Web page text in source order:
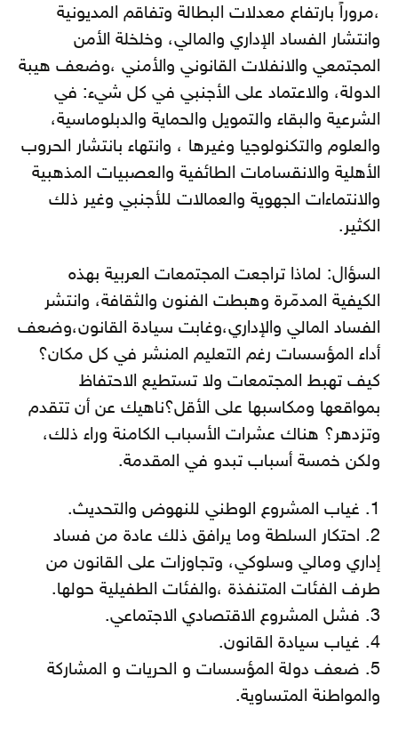
،مروراً بارتفاع معدلات البطالة وتفاقم المديونية
وانتشار الفساد الإداري والمالي، وخلخلة الأمن
المجتمعي والانفلات القانوني والأمني ،وضعف هيبة
الدولة، والاعتماد على الأجنبي في كل شيء: في
الشرعية والبقاء والتمويل والحماية والدبلوماسية،
والعلوم والتكنولوجيا وغيرها ، وانتهاء بانتشار الحروب
الأهلية والانقسامات الطائفية والعصبيات المذهبية
والانتماءات الجهوية والعمالات للأجنبي وغير ذلك
الكثير.
السؤال: لماذا تراجعت المجتمعات العربية بهذه
الكيفية المدمّرة وهبطت الفنون والثقافة، وانتشر
الفساد المالي والإداري،وغابت سيادة القانون،وضعف
أداء المؤسسات رغم التعليم المنشر في كل مكان؟
كيف تهبط المجتمعات ولا تستطيع الاحتفاظ
بمواقعها ومكاسبها على الأقل؟ناهيك عن أن تتقدم
وتزدهر؟ هناك عشرات الأسباب الكامنة وراء ذلك،
ولكن خمسة أسباب تبدو في المقدمة.
1. غياب المشروع الوطني للنهوض والتحديث.
2. احتكار السلطة وما يرافق ذلك عادة من فساد
إداري ومالي وسلوكي، وتجاوزات على القانون من
طرف الفئات المتنفذة ،والفئات الطفيلية حولها.
3. فشل المشروع الاقتصادي الاجتماعي.
4. غياب سيادة القانون.
5. ضعف دولة المؤسسات و الحريات و المشاركة
والمواطنة المتساوية.